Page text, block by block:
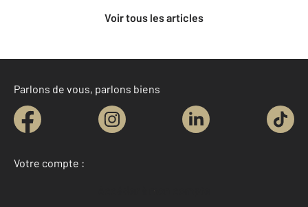
Voir tous les articles
Parlons de vous, parlons biens
Votre compte :
Accéder à mon compte